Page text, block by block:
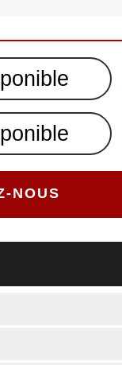
NOUS